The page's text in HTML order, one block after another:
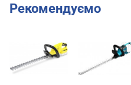
Рекомендуємо